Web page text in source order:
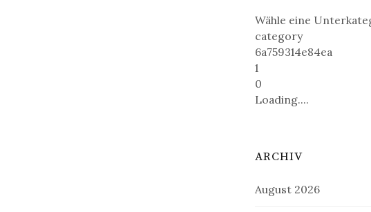
Wähle eine
category
6a759314e84ea
1
0
Loading....
ARCHIV
August 2026